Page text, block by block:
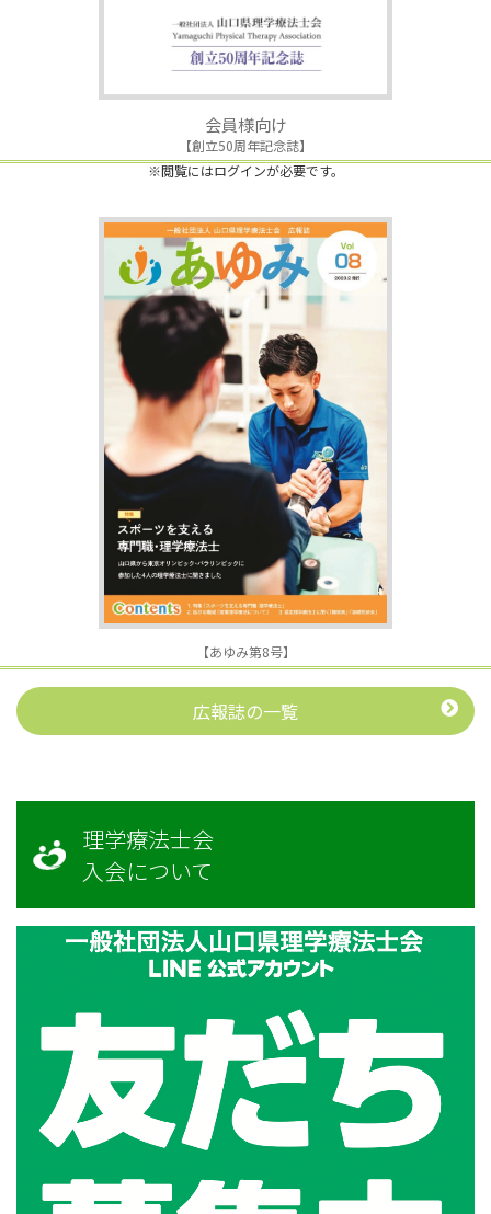
会員様向け
【創立50周年記念誌】
※閲覧にはログインが必要です。
【あゆみ第8号】
広報誌の一覧
理学療法士会
入会について